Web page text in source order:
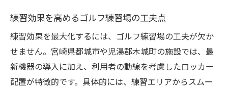
スキルアップに繋がる最新練習場の活用例
ゴルフ練習場の設備比較で自分に合う環境
選び
目標に合わせたゴルフ練習場活用計画
練習場選択でスキルアップを叶える秘訣
練習効果を高めるゴルフ練習場の工夫点
練習効果を最大化するには、ゴルフ練習場の工夫が欠か
せません。宮崎県都城市や児湯郡木城町の施設では、最
新機器の導入に加え、利用者の動線を考慮したロッカー
配置が特徴的です。具体的には、練習エリアからスムー